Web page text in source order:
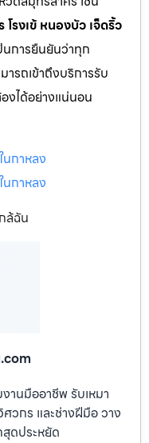
รงเข้ หนองบัว เจ็ดริ้ว
นการยืนยันว่าทุก
ารถเข้าถึงบริการรับ
งได้อย่างแน่นอน
กาหลง
กาหลง
ล้ฉัน
านมืออาชีพ รับเหมา
วกร และช่างฝีมือ วาง
ดประหยัด